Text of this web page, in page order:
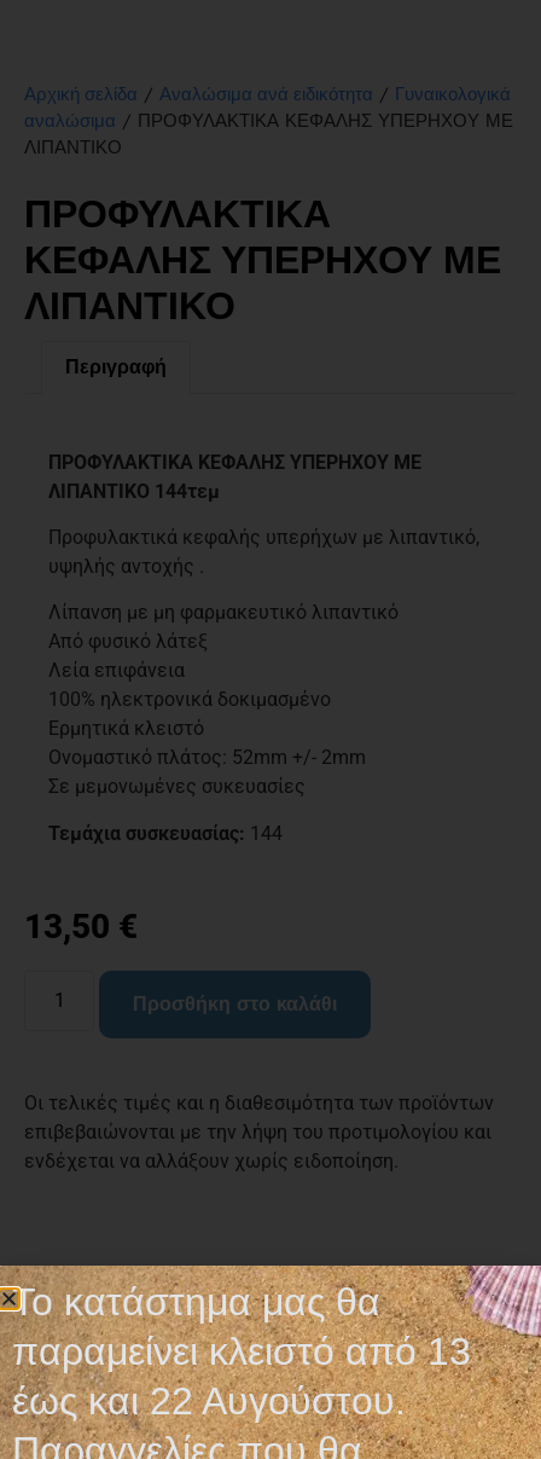
Αρχική σελίδα / Αναλώσιμα ανά ειδικότητα / Γυναικολογικά
αναλώσιμα / ΠΡΟΦΥΛΑΚΤΙΚΑ ΚΕΦΑΛΗΣ ΥΠΕΡΗΧΟΥ ΜΕ
ΛΙΠΑΝΤΙΚΟ
ΠΡΟΦΥΛΑΚΤΙΚΑ
ΚΕΦΑΛΗΣ ΥΠΕΡΗΧΟΥ ΜΕ
ΛΙΠΑΝΤΙΚΟ
Περιγραφή
ΠΡΟΦΥΛΑΚΤΙΚΑ ΚΕΦΑΛΗΣ ΥΠΕΡΗΧΟΥ ΜΕ
ΛΙΠΑΝΤΙΚΟ 144τεμ
Προφυλακτικά κεφαλής υπερήχων με λιπαντικό,
υψηλής αντοχής .
Λίπανση με μη φαρμακευτικό λιπαντικό
Από φυσικό λάτεξ
Λεία επιφάνεια
100% ηλεκτρονικά δοκιμασμένο
Ερμητικά κλειστό
Ονομαστικό πλάτος: 52mm +/- 2mm
Σε μεμονωμένες συκευασίες
Τεμάχια συσκευασίας: 144
13,50 €
Προσθήκη στο καλάθι
Οι τελικές τιμές και η διαθεσιμότητα των προϊόντων
επιβεβαιώνονται με την λήψη του προτιμολογίου και
ενδέχεται να αλλάξουν χωρίς ειδοποίηση.
Σχετικά προϊόντα
Το κατάστημα μας θα
παραμείνει κλειστό από 13
έως και 22 Αυγούστου.
Παραγγελίες που θα